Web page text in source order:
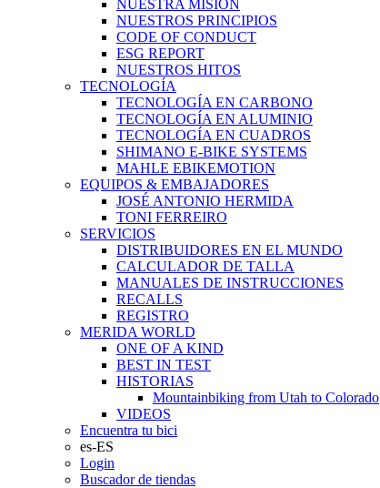
NUESTRA MISIÓN
NUESTROS PRINCIPIOS
CODE OF CONDUCT
ESG REPORT
NUESTROS HITOS
TECNOLOGÍA
TECNOLOGÍA EN CARBONO
TECNOLOGÍA EN ALUMINIO
TECNOLOGÍA EN CUADROS
SHIMANO E-BIKE SYSTEMS
MAHLE EBIKEMOTION
EQUIPOS & EMBAJADORES
JOSÉ ANTONIO HERMIDA
TONI FERREIRO
SERVICIOS
DISTRIBUIDORES EN EL MUNDO
CALCULADOR DE TALLA
MANUALES DE INSTRUCCIONES
RECALLS
REGISTRO
MERIDA WORLD
ONE OF A KIND
BEST IN TEST
HISTORIAS
Mountainbiking from Utah to Colorado
VIDEOS
Encuentra tu bici
es-ES
Login
Buscador de tiendas